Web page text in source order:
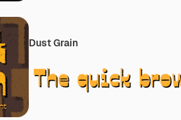
Dust Grain